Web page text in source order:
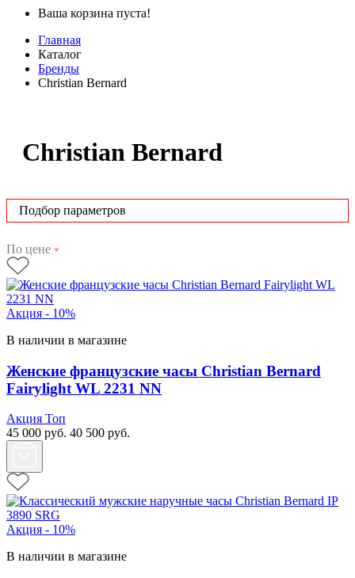
Ваша корзина пуста!
Главная
Каталог
Бренды
Christian Bernard
Christian Bernard
Подбор параметров
По цене
Акция - 10%
В наличии в магазине
Женские французские часы Christian Bernard
Fairylight WL 2231 NN
Акция Топ
45 000 руб. 40 500 руб.
Акция - 10%
В наличии в магазине